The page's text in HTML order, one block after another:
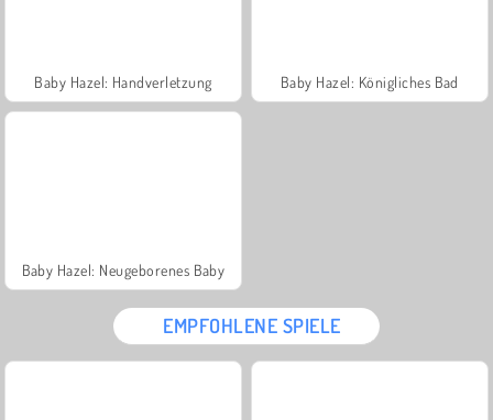
Baby Hazel: Handverletzung Baby Hazel: Königliches Bad
Baby Hazel: Neugeborenes Baby
EMPFOHLENE SPIELE